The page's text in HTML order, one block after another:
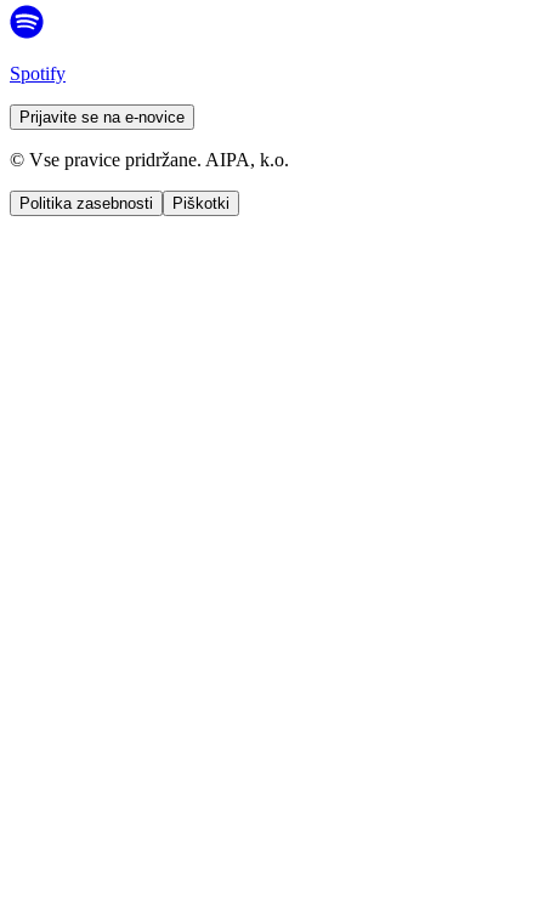
Spotify
Prijavite se na e-novice
© Vse pravice pridržane. AIPA, k.o.
Politika zasebnosti Piškotki